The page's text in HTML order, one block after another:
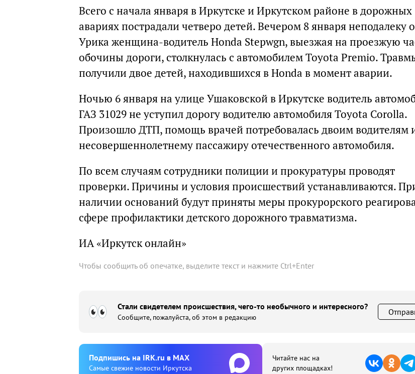
Всего с начала января в Иркутске и Иркутском районе в дорожных
авариях пострадали четверо детей. Вечером 8 января неподалеку
Урика женщина-водитель Honda Stepwgn, выезжая на проезжую
обочины дороги, столкнулась с автомобилем Toyota Premio.
получили двое детей, находившихся в Honda в момент аварии.
Ночью 6 января на улице Ушаковской в Иркутске водитель
ГАЗ 31029 не уступил дорогу водителю автомобиля Toyota Corolla.
Произошло ДТП, помощь врачей потребовалась двоим водителям
несовершеннолетнему пассажиру отечественного автомобиля.
По всем случаям сотрудники полиции и прокуратуры проводят
проверки. Причины и условия происшествий устанавливаются.
наличии оснований будут приняты меры прокурорского
сфере профилактики детского дорожного травматизма.
ИА «Иркутск онлайн»
Чтобы сообщить об опечатке, выделите текст и нажмите Ctrl+Enter
Стали свидетелем происшествия, чего-то необычного и интересного?
Сообщите, пожалуйста, об этом в редакцию
Подпишиcь на IRK.ru в MAX
Cамые свежие новости Иркутска
Читайте нас на
других площадках!